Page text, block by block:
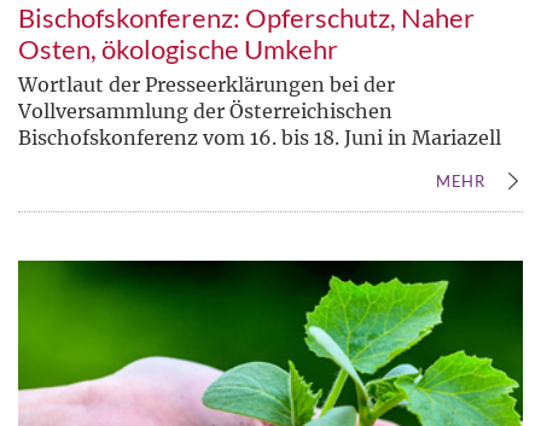
Bischofskonferenz: Opferschutz, Naher
Osten, ökologische Umkehr
Wortlaut der Presseerklärungen bei der
Vollversammlung der Österreichischen
Bischofskonferenz vom 16. bis 18. Juni in Mariazell
MEHR